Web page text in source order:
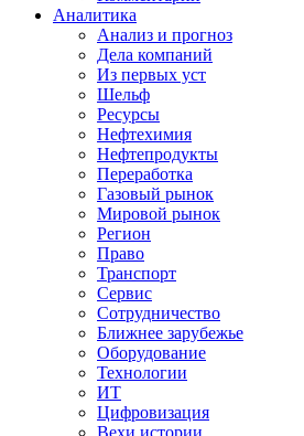
Аналитика
Анализ и прогноз
Дела компаний
Из первых уст
Шельф
Ресурсы
Нефтехимия
Нефтепродукты
Переработка
Газовый рынок
Мировой рынок
Регион
Право
Транспорт
Сервис
Сотрудничество
Ближнее зарубежье
Оборудование
Технологии
ИТ
Цифровизация
Вехи истории